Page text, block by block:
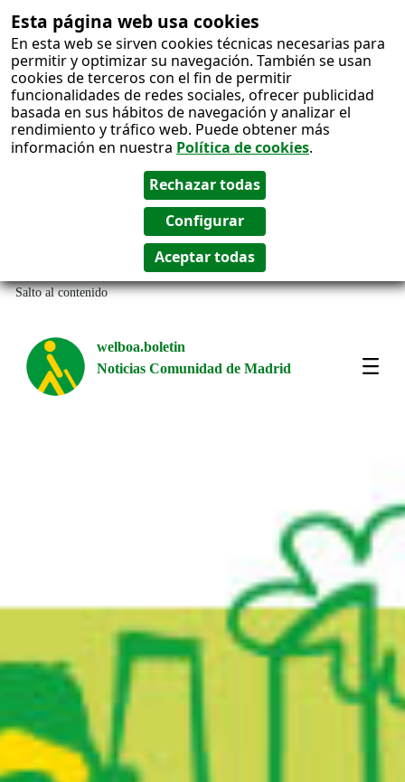
Esta página web usa cookies
En esta web se sirven cookies técnicas necesarias para
permitir y optimizar su navegación. También se usan
cookies de terceros con el fin de permitir
funcionalidades de redes sociales, ofrecer publicidad
basada en sus hábitos de navegación y analizar el
rendimiento y tráfico web. Puede obtener más
información en nuestra Política de cookies.
Salto al contenido
welboa.boletin
Noticias Comunidad de Madrid